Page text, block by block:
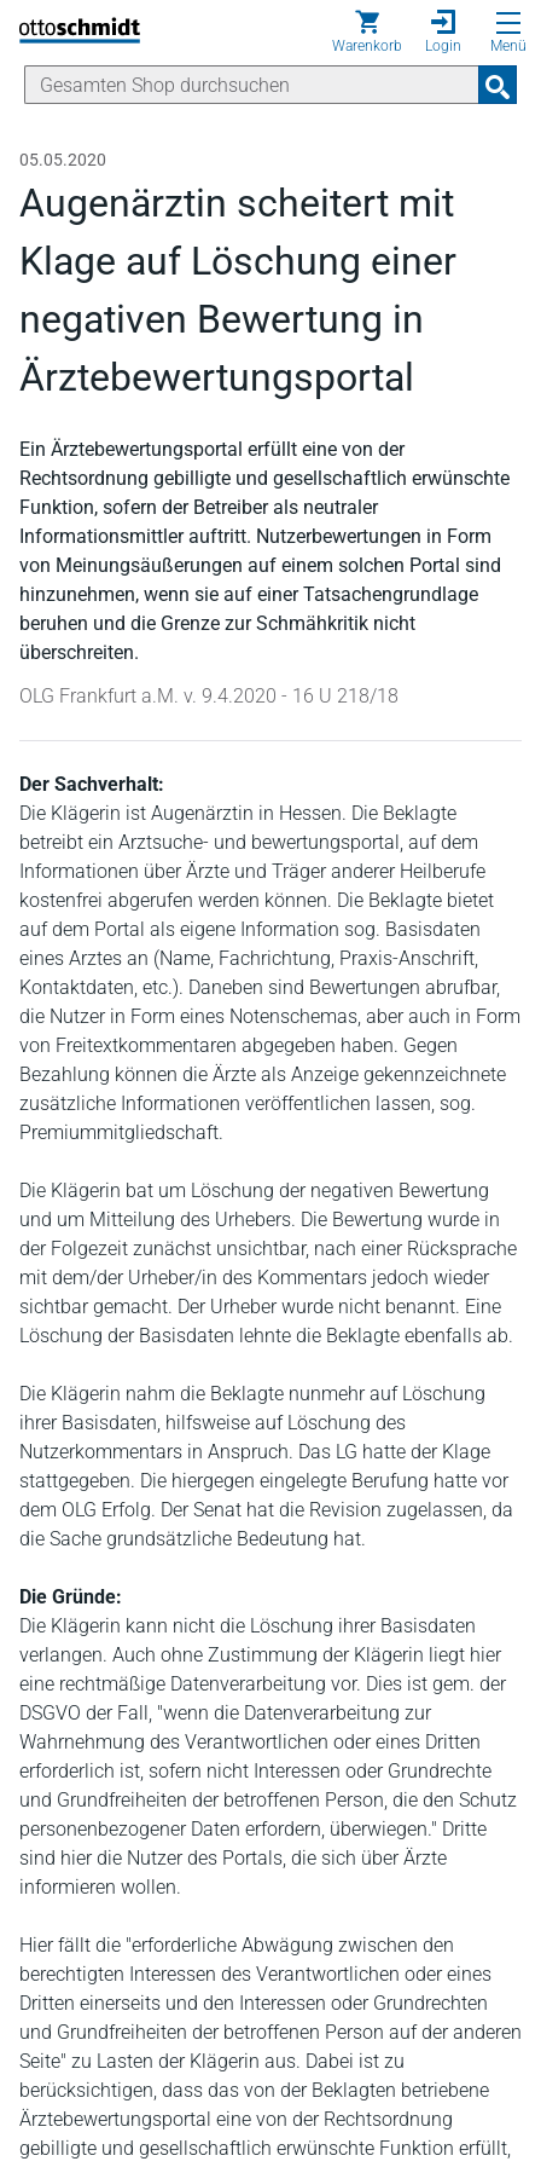
Direkt zum Inhalt
Warenkorb Login Menü
05.05.2020
Augenärztin scheitert mit
Klage auf Löschung einer
negativen Bewertung in
Ärztebewertungsportal
Ein Ärztebewertungsportal erfüllt eine von der
Rechtsordnung gebilligte und gesellschaftlich erwünschte
Funktion, sofern der Betreiber als neutraler
Informationsmittler auftritt. Nutzerbewertungen in Form
von Meinungsäußerungen auf einem solchen Portal sind
hinzunehmen, wenn sie auf einer Tatsachengrundlage
beruhen und die Grenze zur Schmähkritik nicht
überschreiten.
OLG Frankfurt a.M. v. 9.4.2020 - 16 U 218/18
Der Sachverhalt:
Die Klägerin ist Augenärztin in Hessen. Die Beklagte
betreibt ein Arztsuche- und bewertungsportal, auf dem
Informationen über Ärzte und Träger anderer Heilberufe
kostenfrei abgerufen werden können. Die Beklagte bietet
auf dem Portal als eigene Information sog. Basisdaten
eines Arztes an (Name, Fachrichtung, Praxis-Anschrift,
Kontaktdaten, etc.). Daneben sind Bewertungen abrufbar,
die Nutzer in Form eines Notenschemas, aber auch in Form
von Freitextkommentaren abgegeben haben. Gegen
Bezahlung können die Ärzte als Anzeige gekennzeichnete
zusätzliche Informationen veröffentlichen lassen, sog.
Premiummitgliedschaft.
Die Klägerin bat um Löschung der negativen Bewertung
und um Mitteilung des Urhebers. Die Bewertung wurde in
der Folgezeit zunächst unsichtbar, nach einer Rücksprache
mit dem/der Urheber/in des Kommentars jedoch wieder
sichtbar gemacht. Der Urheber wurde nicht benannt. Eine
Löschung der Basisdaten lehnte die Beklagte ebenfalls ab.
Die Klägerin nahm die Beklagte nunmehr auf Löschung
ihrer Basisdaten, hilfsweise auf Löschung des
Nutzerkommentars in Anspruch. Das LG hatte der Klage
stattgegeben. Die hiergegen eingelegte Berufung hatte vor
dem OLG Erfolg. Der Senat hat die Revision zugelassen, da
die Sache grundsätzliche Bedeutung hat.
Die Gründe:
Die Klägerin kann nicht die Löschung ihrer Basisdaten
verlangen. Auch ohne Zustimmung der Klägerin liegt hier
eine rechtmäßige Datenverarbeitung vor. Dies ist gem. der
DSGVO der Fall, "wenn die Datenverarbeitung zur
Wahrnehmung des Verantwortlichen oder eines Dritten
erforderlich ist, sofern nicht Interessen oder Grundrechte
und Grundfreiheiten der betroffenen Person, die den Schutz
personenbezogener Daten erfordern, überwiegen." Dritte
sind hier die Nutzer des Portals, die sich über Ärzte
informieren wollen.
Hier fällt die "erforderliche Abwägung zwischen den
berechtigten Interessen des Verantwortlichen oder eines
Dritten einerseits und den Interessen oder Grundrechten
und Grundfreiheiten der betroffenen Person auf der anderen
Seite" zu Lasten der Klägerin aus. Dabei ist zu
berücksichtigen, dass das von der Beklagten betriebene
Ärztebewertungsportal eine von der Rechtsordnung
gebilligte und gesellschaftlich erwünschte Funktion erfüllt,